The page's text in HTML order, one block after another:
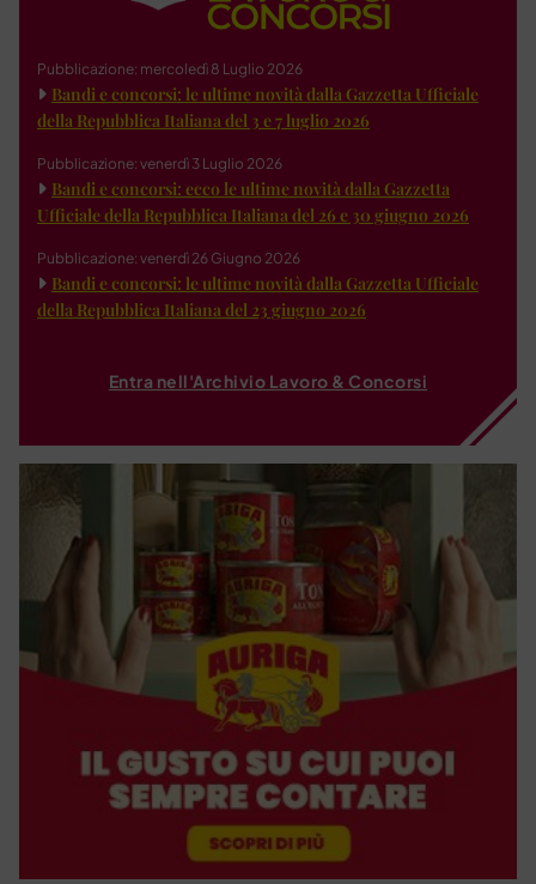
Pubblicazione: mercoledì 8 Luglio 2026
Bandi e concorsi: le ultime novità dalla Gazzetta Ufficiale
della Repubblica Italiana del 3 e 7 luglio 2026
Pubblicazione: venerdì 3 Luglio 2026
Bandi e concorsi: ecco le ultime novità dalla Gazzetta
Ufficiale della Repubblica Italiana del 26 e 30 giugno 2026
Pubblicazione: venerdì 26 Giugno 2026
Bandi e concorsi: le ultime novità dalla Gazzetta Ufficiale
della Repubblica Italiana del 23 giugno 2026
Entra nell'Archivio Lavoro & Concorsi